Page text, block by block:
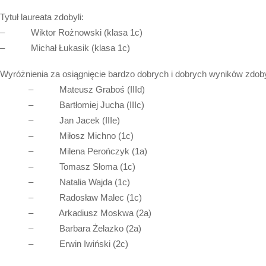
Tytuł laureata zdobyli:
– Wiktor Rożnowski (klasa 1c)
– Michał Łukasik (klasa 1c)
Wyróżnienia za osiągnięcie bardzo dobrych i dobrych wyników
– Mateusz Graboś (IIId)
– Bartłomiej Jucha (IIIc)
– Jan Jacek (IIIe)
– Miłosz Michno (1c)
– Milena Perończyk (1a)
– Tomasz Słoma (1c)
– Natalia Wajda (1c)
– Radosław Malec (1c)
– Arkadiusz Moskwa (2a)
– Barbara Żelazko (2a)
– Erwin Iwiński (2c)